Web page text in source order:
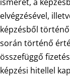
elvégzésével,
képzésből
során történő
összefüggő
képzési hitellel